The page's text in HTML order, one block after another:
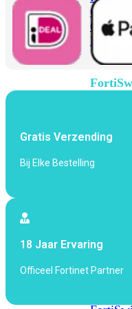
648F
648F-
FPOE
1048E
2000
Gratis Verzending
Bij Elke Bestelling
18 Jaar Ervaring
Officeel Fortinet Partner